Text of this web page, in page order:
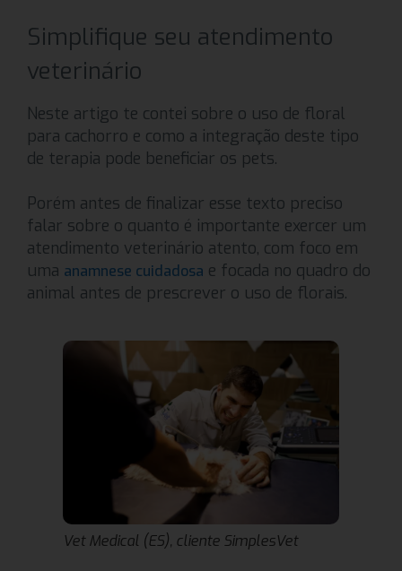
Simplifique seu atendimento
veterinário
Neste artigo te contei sobre o uso de floral
para cachorro e como a integração deste tipo
de terapia pode beneficiar os pets.
Porém antes de finalizar esse texto preciso
falar sobre o quanto é importante exercer um
atendimento veterinário atento, com foco em
uma anamnese cuidadosa e focada no quadro do
animal antes de prescrever o uso de florais.
Vet Medical (ES), cliente SimplesVet